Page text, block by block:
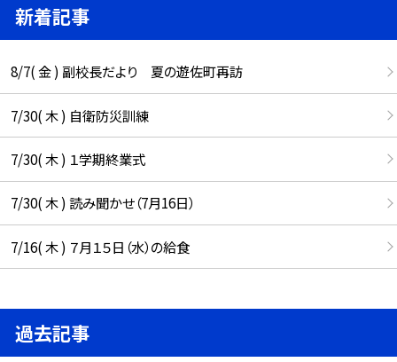
新着記事
8/7( 金 ) 副校長だより 夏の遊佐町再訪
7/30( 木 ) 自衛防災訓練
7/30( 木 ) １学期終業式
7/30( 木 ) 読み聞かせ（7月16日）
7/16( 木 ) ７月１５日（水）の給食
過去記事